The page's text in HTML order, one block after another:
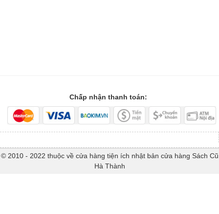
Chấp nhận thanh toán:
© 2010 - 2022 thuộc về cửa hàng tiện ích nhật bản cửa hàng Sách Cũ
Hà Thành